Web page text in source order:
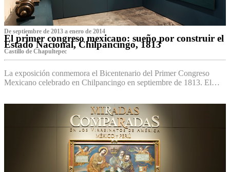
De septiembre de 2013 a enero de 2014
El primer congreso mexicano: sueño por construir el
Estado Nacional, Chilpancingo, 1813
Castillo de Chapultepec
La exposición conmemora el Bicentenario del Primer Congreso
Mexicano celebrado en Chilpancingo en septiembre de 1813. El…